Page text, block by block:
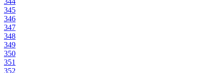
345
346
347
348
349
350
351
352